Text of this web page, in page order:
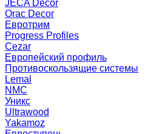
JECA Decor
Orac Decor
Евротрим
Progress Profiles
Cezar
Европейский профиль
Противоскользящие системы
Lemal
NMC
Уникс
Ultrawood
Yakamoz